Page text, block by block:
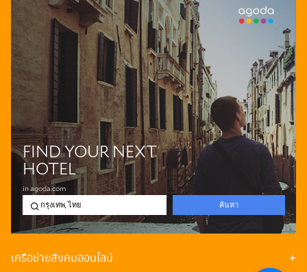
เครือข่ายสังคมออนไลน์